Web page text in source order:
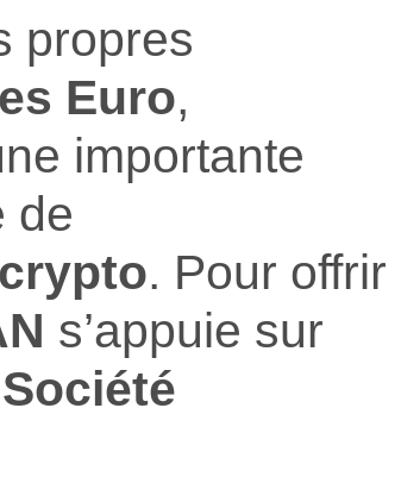
propres
Euro,
importante
de
. Pour offrir
s’appuie sur
Société